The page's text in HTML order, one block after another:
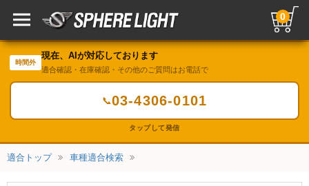
0
時間外
現在、AIが対応しております
適合確認・在庫確認・その他のご質問はお電話で
📞03-4306-0101
タップして発信
適合トップ 車種適合検索